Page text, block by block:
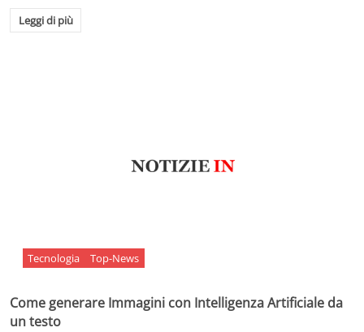
Leggi di più
Tecnologia Top-News
Come generare Immagini con Intelligenza Artificiale da
un testo